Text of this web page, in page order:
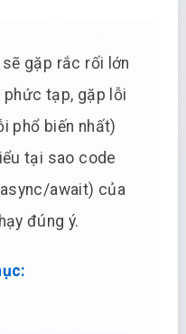
sẽ gặp rắc rối lớn
phức tạp, gặp lỗi
phổ biến nhất)
tại sao code
await) của
đúng ý.